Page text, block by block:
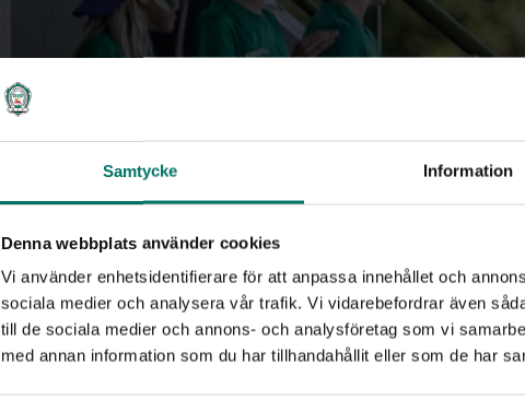
Samtycke Information
Denna webbplats använder cookies
Vi använder enhetsidentifierare för att anpassa innehållet och
sociala medier och analysera vår trafik. Vi vidarebefordrar även
till de sociala medier och annons- och analysföretag som vi
med annan information som du har tillhandahållit eller som de har